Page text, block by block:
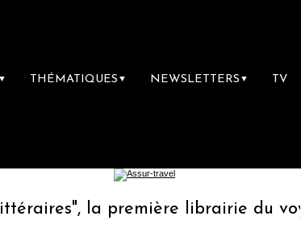
▼ THÉMATIQUES ▼ NEWSLETTERS ▼ TV
la première librairie du voyage